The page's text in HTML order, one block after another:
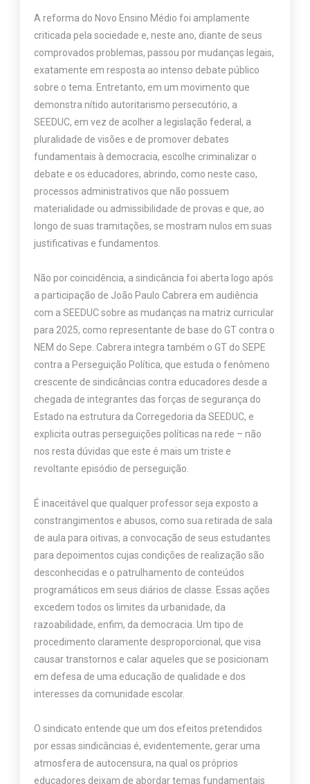
A reforma do Novo Ensino Médio foi amplamente
criticada pela sociedade e, neste ano, diante de seus
comprovados problemas, passou por mudanças legais,
exatamente em resposta ao intenso debate público
sobre o tema. Entretanto, em um movimento que
demonstra nítido autoritarismo persecutório, a
SEEDUC, em vez de acolher a legislação federal, a
pluralidade de visões e de promover debates
fundamentais à democracia, escolhe criminalizar o
debate e os educadores, abrindo, como neste caso,
processos administrativos que não possuem
materialidade ou admissibilidade de provas e que, ao
longo de suas tramitações, se mostram nulos em suas
justificativas e fundamentos.
Não por coincidência, a sindicância foi aberta logo após
a participação de João Paulo Cabrera em audiência
com a SEEDUC sobre as mudanças na matriz curricular
para 2025, como representante de base do GT contra o
NEM do Sepe. Cabrera integra também o GT do SEPE
contra a Perseguição Política, que estuda o fenômeno
crescente de sindicâncias contra educadores desde a
chegada de integrantes das forças de segurança do
Estado na estrutura da Corregedoria da SEEDUC, e
explicita outras perseguições políticas na rede – não
nos resta dúvidas que este é mais um triste e
revoltante episódio de perseguição.
É inaceitável que qualquer professor seja exposto a
constrangimentos e abusos, como sua retirada de sala
de aula para oitivas, a convocação de seus estudantes
para depoimentos cujas condições de realização são
desconhecidas e o patrulhamento de conteúdos
programáticos em seus diários de classe. Essas ações
excedem todos os limites da urbanidade, da
razoabilidade, enfim, da democracia. Um tipo de
procedimento claramente desproporcional, que visa
causar transtornos e calar aqueles que se posicionam
em defesa de uma educação de qualidade e dos
interesses da comunidade escolar.
O sindicato entende que um dos efeitos pretendidos
por essas sindicâncias é, evidentemente, gerar uma
atmosfera de autocensura, na qual os próprios
educadores deixam de abordar temas fundamentais